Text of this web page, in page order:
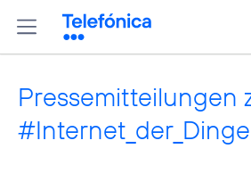
Pressemitteilungen